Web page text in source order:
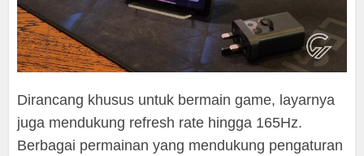
Dirancang khusus untuk bermain game, layarnya
juga mendukung refresh rate hingga 165Hz.
Berbagai permainan yang mendukung pengaturan